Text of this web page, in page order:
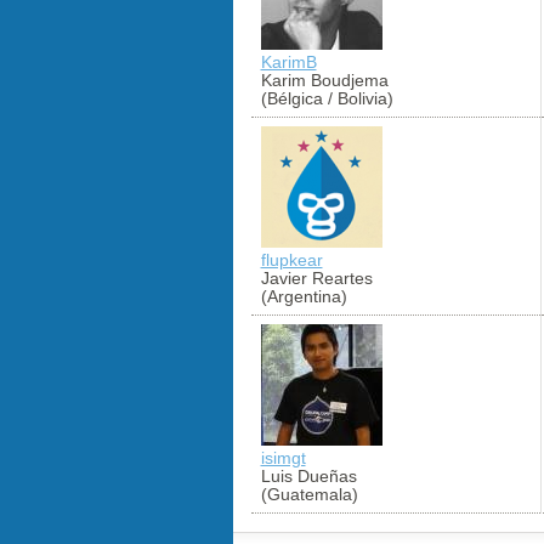
KarimB
Karim Boudjema
(Bélgica / Bolivia)
flupkear
Javier Reartes
(Argentina)
isimgt
Luis Dueñas
(Guatemala)